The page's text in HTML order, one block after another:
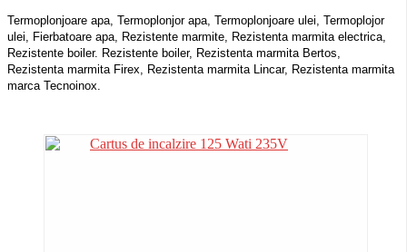
Termoplonjoare apa, Termoplonjor apa, Termoplonjoare ulei, Termoplojor
ulei, Fierbatoare apa, Rezistente marmite, Rezistenta marmita electrica,
Rezistente boiler. Rezistente boiler, Rezistenta marmita Bertos,
Rezistenta marmita Firex, Rezistenta marmita Lincar, Rezistenta marmita
marca Tecnoinox.